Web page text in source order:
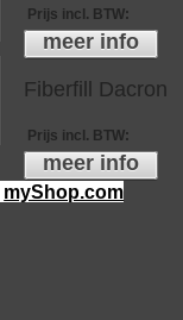
Prijs incl. BTW:
meer info
Fiberfill Dacron
Prijs incl. BTW:
meer info
myShop.com